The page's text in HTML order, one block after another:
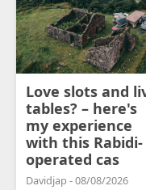
Love slots and
tables? – here's
my experience
with this Rabidi-
operated cas
Davidjap - 08/08/2026